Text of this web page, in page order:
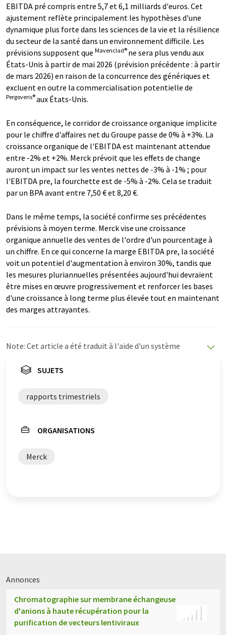
EBITDA pré compris entre 5,7 et 6,1 milliards d'euros. Cet
ajustement reflète principalement les hypothèses d'une
dynamique plus forte dans les sciences de la vie et la résilience
du secteur de la santé dans un environnement difficile. Les
prévisions supposent que Mavenclad® ne sera plus vendu aux
États-Unis à partir de mai 2026 (prévision précédente : à partir
de mars 2026) en raison de la concurrence des génériques et
excluent en outre la commercialisation potentielle de
Pergoveris®aux États-Unis.
En conséquence, le corridor de croissance organique implicite
pour le chiffre d'affaires net du Groupe passe de 0% à +3%. La
croissance organique de l'EBITDA est maintenant attendue
entre -2% et +2%. Merck prévoit que les effets de change
auront un impact sur les ventes nettes de -3% à -1% ; pour
l'EBITDA pre, la fourchette est de -5% à -2%. Cela se traduit
par un BPA avant entre 7,50 € et 8,20 €.
Dans le même temps, la société confirme ses précédentes
prévisions à moyen terme. Merck vise une croissance
organique annuelle des ventes de l'ordre d'un pourcentage à
un chiffre. En ce qui concerne la marge EBITDA pre, la société
voit un potentiel d'augmentation à environ 30%, tandis que
les mesures pluriannuelles présentées aujourd'hui devraient
être mises en œuvre progressivement et renforcer les bases
d'une croissance à long terme plus élevée tout en maintenant
des marges attrayantes.
Note: Cet article a été traduit à l'aide d'un système
propose ces traductions automatiques pour présenter
été traduit avec traduction automatique, il est possible
qu'il contienne des erreurs de vocabulaire, de syntaxe ou
trouvé
.
SUJETS
rapports trimestriels
ORGANISATIONS
Merck
Annonces
Chromatographie sur membrane échangeuse
d'anions à haute récupération pour la
purification de vecteurs lentiviraux